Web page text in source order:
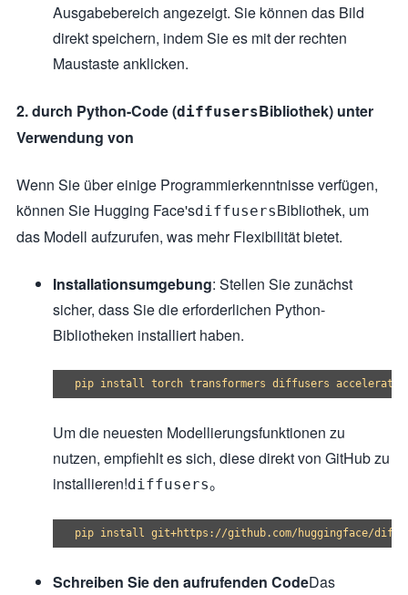
Ausgabebereich angezeigt. Sie können das Bild
direkt speichern, indem Sie es mit der rechten
Maustaste anklicken.
2. durch Python-Code (diffusersBibliothek) unter
Verwendung von
Wenn Sie über einige Programmierkenntnisse verfügen,
können Sie Hugging Face'sdiffusersBibliothek, um
das Modell aufzurufen, was mehr Flexibilität bietet.
Installationsumgebung: Stellen Sie zunächst
sicher, dass Sie die erforderlichen Python-
Bibliotheken installiert haben.
Um die neuesten Modellierungsfunktionen zu
nutzen, empfiehlt es sich, diese direkt von GitHub zu
installieren!diffusers。
Schreiben Sie den aufrufenden CodeDas